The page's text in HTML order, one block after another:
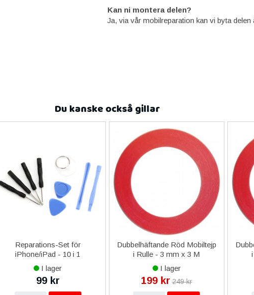
Kan ni montera delen?
Ja, via vår mobilreparation kan vi byta delen
Du kanske också gillar
Reparations-Set för
iPhone/iPad - 10 i 1
I lager
99 kr
Dubbelhäftande Röd Mobiltejp
i Rulle - 3 mm x 3 M
I lager
199 kr 249 kr